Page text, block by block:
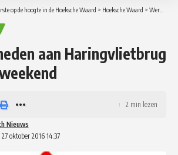
op de hoogte in de Hoeksche Waard > Hoeksche Waard > Werkzaamheden aan Haringvlietbrug starten dit weekend
aan Haringvlietbrug
oktober 2016 14:37
Nieuws
2 min lezen